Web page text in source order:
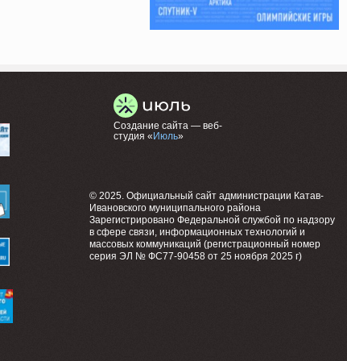
Создание сайта — веб-
студия « Июль»
© 2025. Официальный сайт администрации Катав-
Ивановского муниципального района
Зарегистрировано Федеральной службой по надзору
в сфере связи, информационных технологий и
массовых коммуникаций (регистрационный номер
серия ЭЛ № ФС77-90458 от 25 ноября 2025 г)